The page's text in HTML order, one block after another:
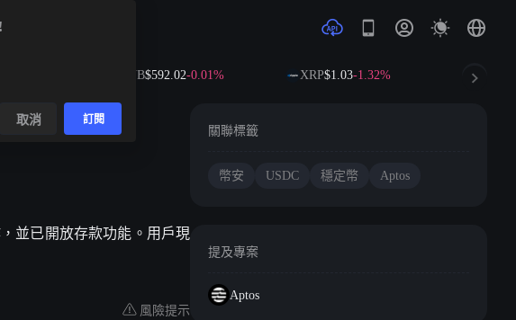
BNB$592.02-0.01% XRP$1.03-1.32% SOL
並已開放存款功能。用戶現
風險提示
關聯標籤
幣安 USDC 穩定幣 Aptos
提及專案
Aptos
取消 訂閱